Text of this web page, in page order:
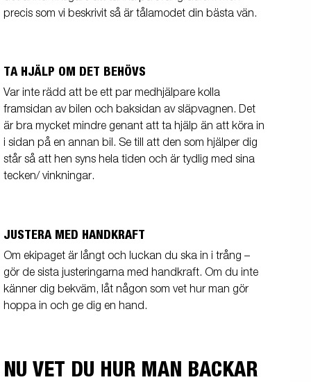
precis som vi beskrivit så är tålamodet din bästa vän.
TA HJÄLP OM DET BEHÖVS
Var inte rädd att be ett par medhjälpare kolla
framsidan av bilen och baksidan av släpvagnen. Det
är bra mycket mindre genant att ta hjälp än att köra in
i sidan på en annan bil. Se till att den som hjälper dig
står så att hen syns hela tiden och är tydlig med sina
tecken/ vinkningar.
JUSTERA MED HANDKRAFT
Om ekipaget är långt och luckan du ska in i trång –
gör de sista justeringarna med handkraft. Om du inte
känner dig bekväm, låt någon som vet hur man gör
hoppa in och ge dig en hand.
NU VET DU HUR MAN BACKAR